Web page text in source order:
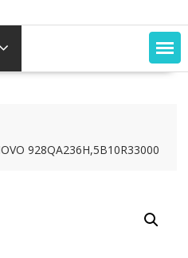
928QA236H,5B10R33000